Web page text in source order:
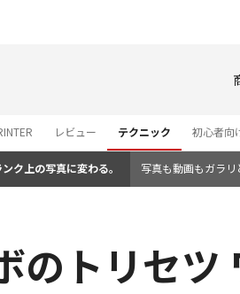
レビュー テクニック 初心者向
ク上の写真に変わる。 写真も動画もガラ
のトリセツ